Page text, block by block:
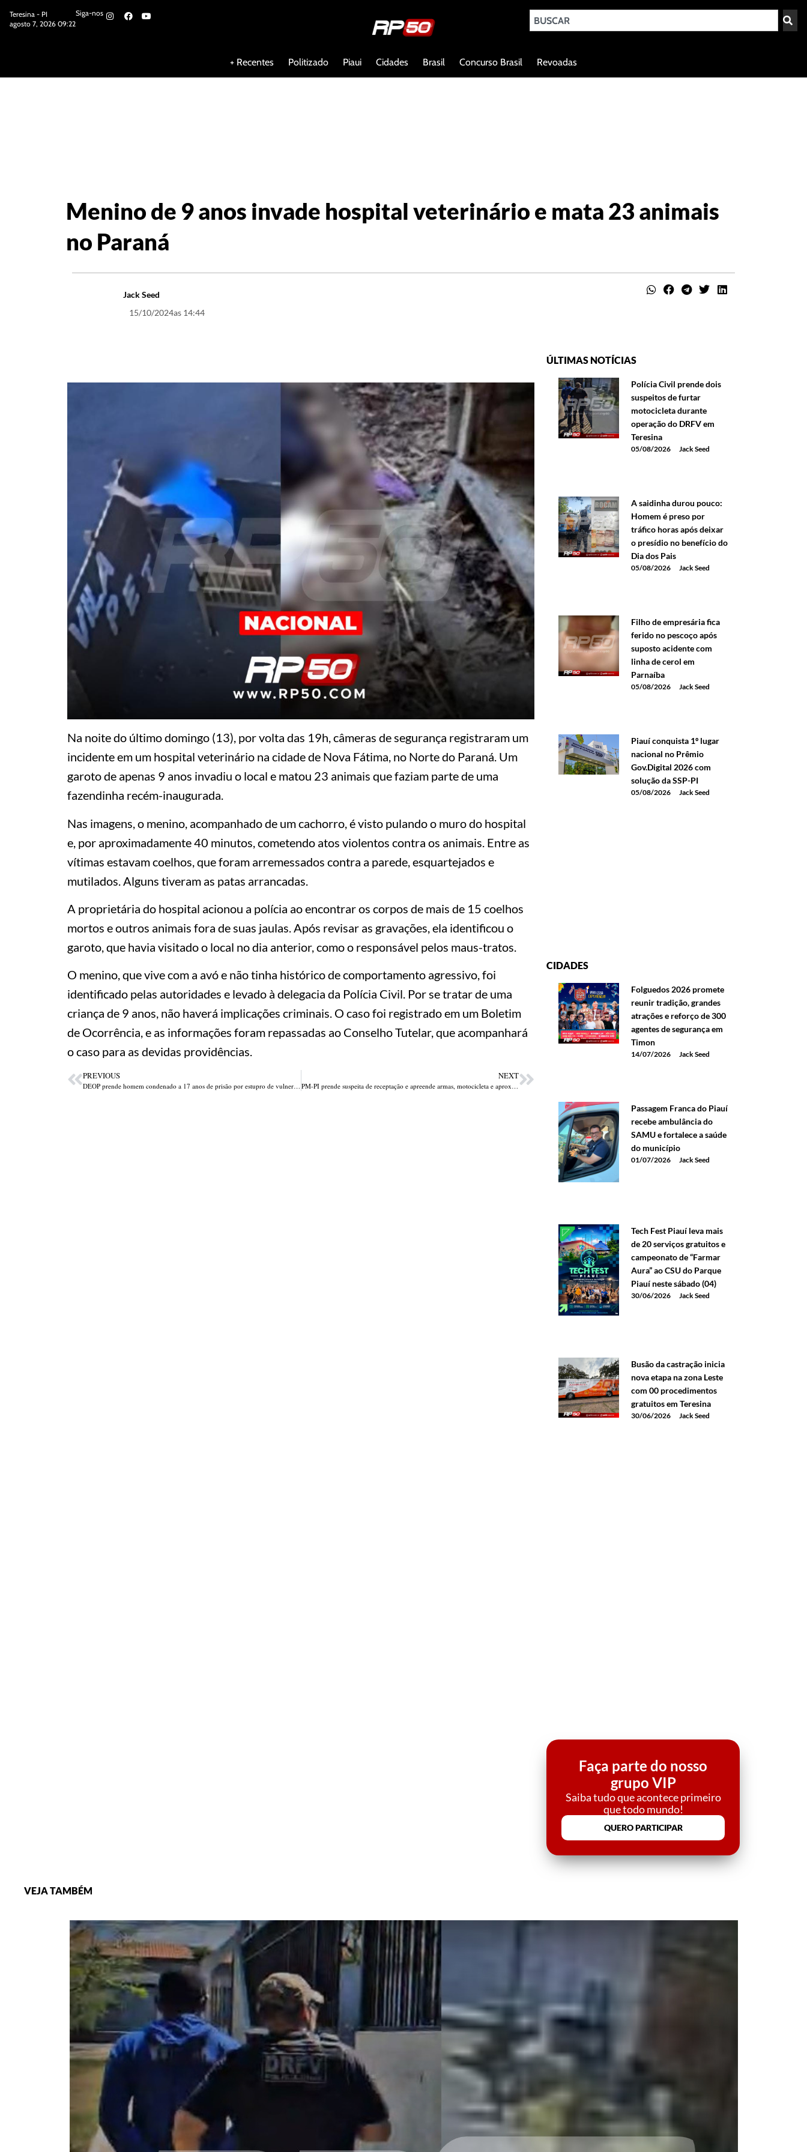
Teresina - PI
agosto 7, 2026 09:22
Siga-nos
+ Recentes Politizado Piaui Cidades Brasil Concurso Brasil Revoadas
Menino de 9 anos invade hospital veterinário e mata 23 animais
no Paraná
Jack Seed
15/10/2024as 14:44
Na noite do último domingo (13), por volta das 19h, câmeras de segurança registraram um
incidente em um hospital veterinário na cidade de Nova Fátima, no Norte do Paraná. Um
garoto de apenas 9 anos invadiu o local e matou 23 animais que faziam parte de uma
fazendinha recém-inaugurada.
Nas imagens, o menino, acompanhado de um cachorro, é visto pulando o muro do hospital
e, por aproximadamente 40 minutos, cometendo atos violentos contra os animais. Entre as
vítimas estavam coelhos, que foram arremessados contra a parede, esquartejados e
mutilados. Alguns tiveram as patas arrancadas.
A proprietária do hospital acionou a polícia ao encontrar os corpos de mais de 15 coelhos
mortos e outros animais fora de suas jaulas. Após revisar as gravações, ela identificou o
garoto, que havia visitado o local no dia anterior, como o responsável pelos maus-tratos.
O menino, que vive com a avó e não tinha histórico de comportamento agressivo, foi
identificado pelas autoridades e levado à delegacia da Polícia Civil. Por se tratar de uma
criança de 9 anos, não haverá implicações criminais. O caso foi registrado em um Boletim
de Ocorrência, e as informações foram repassadas ao Conselho Tutelar, que acompanhará
o caso para as devidas providências.
PREVIOUS
DEOP prende homem condenado a 17 anos de prisão por estupro de vulnerável contra filhas; outro suspeito foi preso por roubo
NEXT
PM-PI prende suspeita de receptação e apreende armas, motocicleta e aproximadamente R$ 17 mil na zona Norte de Teresina
ÚLTIMAS NOTÍCIAS
Polícia Civil prende dois
suspeitos de furtar
motocicleta durante
operação do DRFV em
Teresina
05/08/2026 Jack Seed
A saidinha durou pouco:
Homem é preso por
tráfico horas após deixar
o presídio no benefício do
Dia dos Pais
05/08/2026 Jack Seed
Filho de empresária fica
ferido no pescoço após
suposto acidente com
linha de cerol em
Parnaíba
05/08/2026 Jack Seed
Piauí conquista 1º lugar
nacional no Prêmio
Gov.Digital 2026 com
solução da SSP-PI
05/08/2026 Jack Seed
CIDADES
Folguedos 2026 promete
reunir tradição, grandes
atrações e reforço de 300
agentes de segurança em
Timon
14/07/2026 Jack Seed
Passagem Franca do Piauí
recebe ambulância do
SAMU e fortalece a saúde
do município
01/07/2026 Jack Seed
Tech Fest Piauí leva mais
de 20 serviços gratuitos e
campeonato de “Farmar
Aura” ao CSU do Parque
Piauí neste sábado (04)
30/06/2026 Jack Seed
Busão da castração inicia
nova etapa na zona Leste
com 00 procedimentos
gratuitos em Teresina
30/06/2026 Jack Seed
Faça parte do nosso
grupo VIP
Saiba tudo que acontece primeiro
que todo mundo!
QUERO PARTICIPAR
VEJA TAMBÉM